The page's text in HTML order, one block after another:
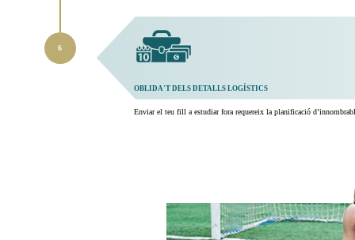
OBLIDA'T DELS DETALLS LOGÍSTICS
Enviar el teu fill a estudiar fora requereix la planificació